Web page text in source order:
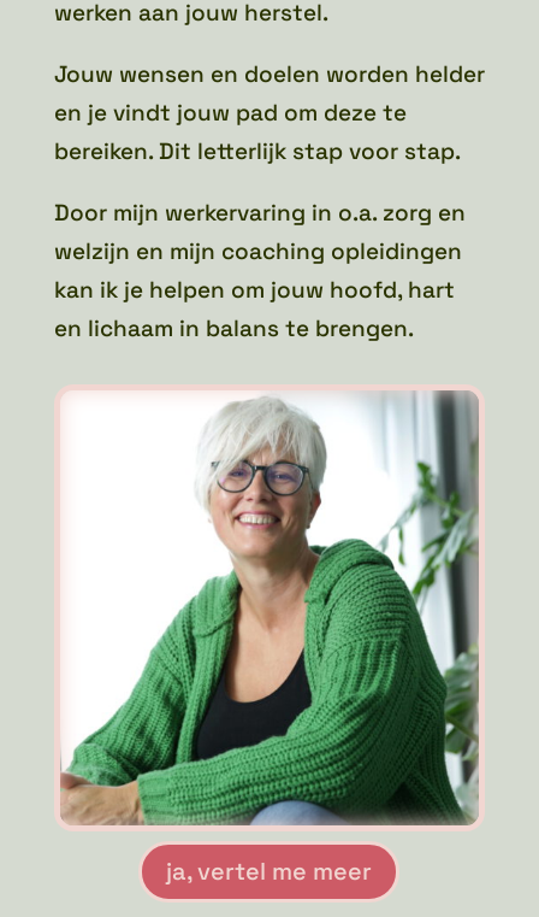
werken aan jouw herstel.
Jouw wensen en doelen worden helder
en je vindt jouw pad om deze te
bereiken. Dit letterlijk stap voor stap.
Door mijn werkervaring in o.a. zorg en
welzijn en mijn coaching opleidingen
kan ik je helpen om jouw hoofd, hart
en lichaam in balans te brengen.
ja, vertel me meer